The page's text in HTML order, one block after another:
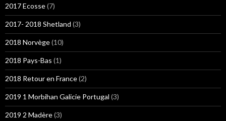
2017 Ecosse(7)
2017- 2018 Shetland (3)
2018 Norvège(10)
2018 Pays-Bas (1)
2018 Retour en France(2)
2019 1 Morbihan Galicie Portugal (3)
2019 2 Madère(3)